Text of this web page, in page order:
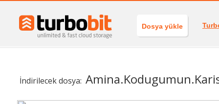
Dosya yükle
İndirilecek dosya: